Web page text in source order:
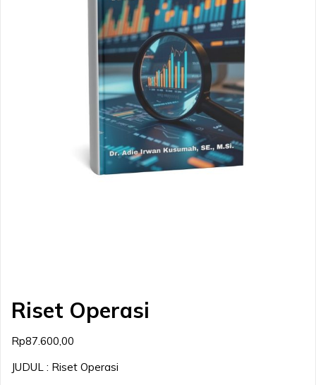
Riset Operasi
Rp87.600,00
JUDUL : Riset Operasi